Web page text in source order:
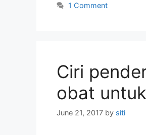
t
e
s
1 Comment
Ciri
obat
June 21, 2017 by siti